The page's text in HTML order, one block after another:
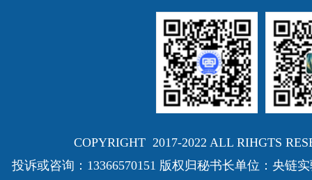
COPYRIGHT 2017-2022 ALL RIHGTS
投诉或咨询：13366570151 版权归秘书长单位：央链